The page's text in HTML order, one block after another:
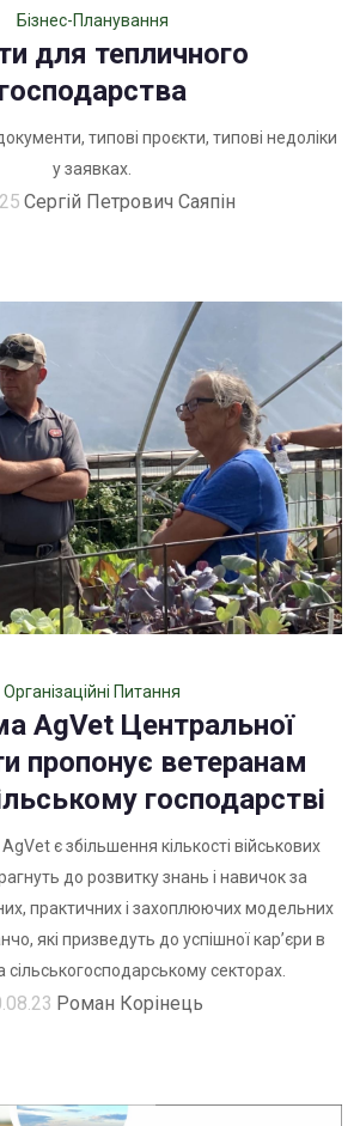
Бізнес-Планування
для тепличного
господарства
типові проєкти, типові недоліки
у заявках.
Сергій Петрович Саяпін
Організаційні Питання
AgVet Центральної
пропонує ветеранам
господарстві
є збільшення кількості військових
до розвитку знань і навичок за
практичних і захоплюючих модельних
які призведуть до успішної кар’єри в
сільськогосподарському секторах.
Роман Корінець